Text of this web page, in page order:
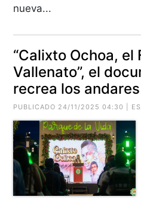
nueva...
“Calixto Ochoa, el
Vallenato”, el
recrea los
PUBLICADO 24/11/2025 04:30 |